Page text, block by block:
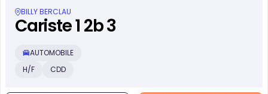
BILLY BERCLAU
Cariste 1 2b 3
AUTOMOBILE
H/F
CDD